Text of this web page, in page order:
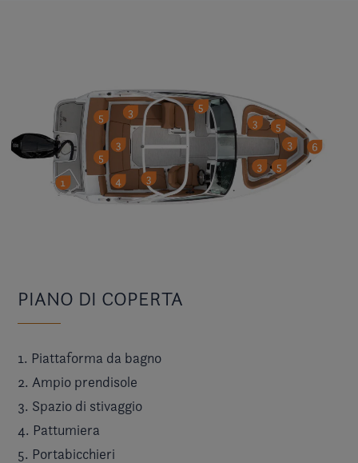
PIANO DI COPERTA
1. Piattaforma da bagno
2. Ampio prendisole
3. Spazio di stivaggio
4. Pattumiera
5. Portabicchieri